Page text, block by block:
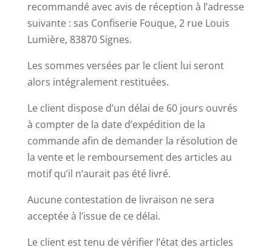
recommandé avec avis de réception à l’adresse
suivante : sas Confiserie Fouque, 2 rue Louis
Lumière, 83870 Signes.
Les sommes versées par le client lui seront
alors intégralement restituées.
Le client dispose d’un délai de 60 jours ouvrés
à compter de la date d’expédition de la
commande afin de demander la résolution de
la vente et le remboursement des articles au
motif qu’il n’aurait pas été livré.
Aucune contestation de livraison ne sera
acceptée à l’issue de ce délai.
Le client est tenu de vérifier l’état des articles